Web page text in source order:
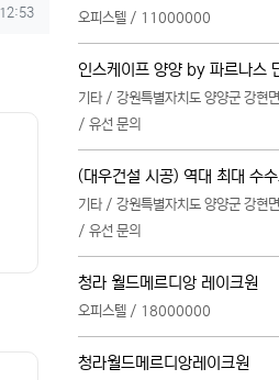
오피스텔 / 11000000
기타 / 강원특별자치도 양양군 강현
/ 유선 문의
기타 / 강원특별자치도 양양군 강현
/ 유선 문의
청라 월드메르디앙 레이크원
오피스텔 / 18000000
청라월드메르디앙레이크원